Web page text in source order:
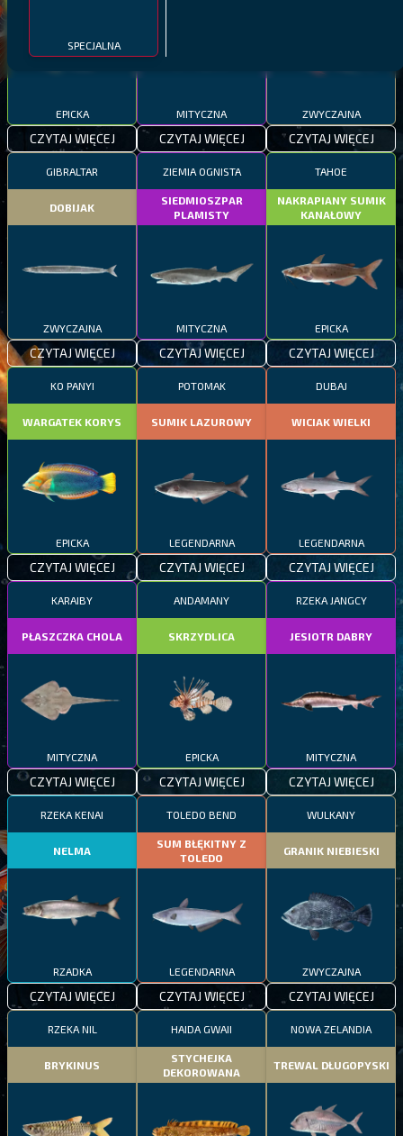
SPECJALNA
EPICKA
CZYTAJ WIĘCEJ
MITYCZNA
CZYTAJ WIĘCEJ
ZWYCZAJNA
CZYTAJ WIĘCEJ
GIBRALTAR
DOBIJAK
ZWYCZAJNA
CZYTAJ WIĘCEJ
ZIEMIA OGNISTA
SIEDMIOSZPAR
PLAMISTY
MITYCZNA
CZYTAJ WIĘCEJ
TAHOE
NAKRAPIANY SUMIK
KANAŁOWY
EPICKA
CZYTAJ WIĘCEJ
KO PANYI
WARGATEK KORYS
EPICKA
CZYTAJ WIĘCEJ
POTOMAK
SUMIK LAZUROWY
LEGENDARNA
CZYTAJ WIĘCEJ
DUBAJ
WICIAK WIELKI
LEGENDARNA
CZYTAJ WIĘCEJ
KARAIBY
PŁASZCZKA CHOLA
MITYCZNA
CZYTAJ WIĘCEJ
ANDAMANY
SKRZYDLICA
EPICKA
CZYTAJ WIĘCEJ
RZEKA JANGCY
JESIOTR DABRY
MITYCZNA
CZYTAJ WIĘCEJ
RZEKA KENAI
NELMA
RZADKA
CZYTAJ WIĘCEJ
TOLEDO BEND
SUM BŁĘKITNY Z
TOLEDO
LEGENDARNA
CZYTAJ WIĘCEJ
WULKANY
GRANIK NIEBIESKI
ZWYCZAJNA
CZYTAJ WIĘCEJ
RZEKA NIL
BRYKINUS
HAIDA GWAII
STYCHEJKA
DEKOROWANA
NOWA ZELANDIA
TREWAL DŁUGOPYSKI